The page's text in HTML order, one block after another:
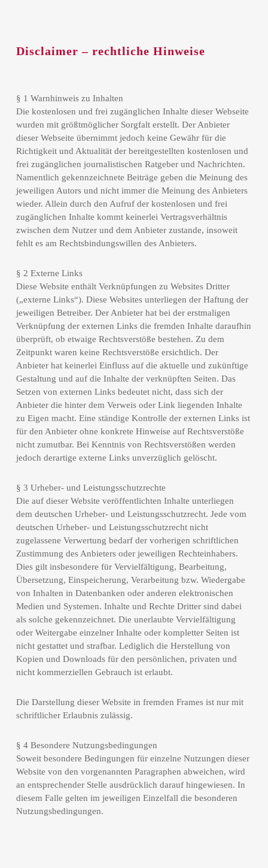
Disclaimer – rechtliche Hinweise
§ 1 Warnhinweis zu Inhalten
Die kostenlosen und frei zugänglichen Inhalte dieser Webseite
wurden mit größtmöglicher Sorgfalt erstellt. Der Anbieter
dieser Webseite übernimmt jedoch keine Gewähr für die
Richtigkeit und Aktualität der bereitgestellten kostenlosen und
frei zugänglichen journalistischen Ratgeber und Nachrichten.
Namentlich gekennzeichnete Beiträge geben die Meinung des
jeweiligen Autors und nicht immer die Meinung des Anbieters
wieder. Allein durch den Aufruf der kostenlosen und frei
zugänglichen Inhalte kommt keinerlei Vertragsverhältnis
zwischen dem Nutzer und dem Anbieter zustande, insoweit
fehlt es am Rechtsbindungswillen des Anbieters.
§ 2 Externe Links
Diese Website enthält Verknüpfungen zu Websites Dritter
(„externe Links“). Diese Websites unterliegen der Haftung der
jeweiligen Betreiber. Der Anbieter hat bei der erstmaligen
Verknüpfung der externen Links die fremden Inhalte daraufhin
überprüft, ob etwaige Rechtsverstöße bestehen. Zu dem
Zeitpunkt waren keine Rechtsverstöße ersichtlich. Der
Anbieter hat keinerlei Einfluss auf die aktuelle und zukünftige
Gestaltung und auf die Inhalte der verknüpften Seiten. Das
Setzen von externen Links bedeutet nicht, dass sich der
Anbieter die hinter dem Verweis oder Link liegenden Inhalte
zu Eigen macht. Eine ständige Kontrolle der externen Links ist
für den Anbieter ohne konkrete Hinweise auf Rechtsverstöße
nicht zumutbar. Bei Kenntnis von Rechtsverstößen werden
jedoch derartige externe Links unverzüglich gelöscht.
§ 3 Urheber- und Leistungsschutzrechte
Die auf dieser Website veröffentlichten Inhalte unterliegen
dem deutschen Urheber- und Leistungsschutzrecht. Jede vom
deutschen Urheber- und Leistungsschutzrecht nicht
zugelassene Verwertung bedarf der vorherigen schriftlichen
Zustimmung des Anbieters oder jeweiligen Rechteinhabers.
Dies gilt insbesondere für Vervielfältigung, Bearbeitung,
Übersetzung, Einspeicherung, Verarbeitung bzw. Wiedergabe
von Inhalten in Datenbanken oder anderen elektronischen
Medien und Systemen. Inhalte und Rechte Dritter sind dabei
als solche gekennzeichnet. Die unerlaubte Vervielfältigung
oder Weitergabe einzelner Inhalte oder kompletter Seiten ist
nicht gestattet und strafbar. Lediglich die Herstellung von
Kopien und Downloads für den persönlichen, privaten und
nicht kommerziellen Gebrauch ist erlaubt.
Die Darstellung dieser Website in fremden Frames ist nur mit
schriftlicher Erlaubnis zulässig.
§ 4 Besondere Nutzungsbedingungen
Soweit besondere Bedingungen für einzelne Nutzungen dieser
Website von den vorgenannten Paragraphen abweichen, wird
an entsprechender Stelle ausdrücklich darauf hingewiesen. In
diesem Falle gelten im jeweiligen Einzelfall die besonderen
Nutzungsbedingungen.